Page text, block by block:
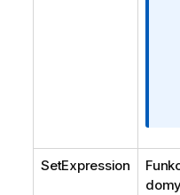
SetExpression